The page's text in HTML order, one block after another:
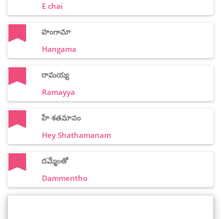
E chai
హంగామా
Hangama
రామయ్య
Ramayya
హే శతమానం
Hey Shathamanam
దమ్మేంతో
Dammentho